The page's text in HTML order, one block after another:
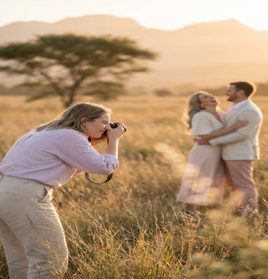
Trou Idees
WelkomTerug
Teken hier in.
E-pos Adres
WagwoordVergeet?
Teken In
Nog nie 'n lid nie? Registreer hier
Jou reis saamTrou Ideesbegin
hier.
Ons gebruik koekies om jou ervaring te verbeter.
Privaatheidsbeleid vir meer inligting.